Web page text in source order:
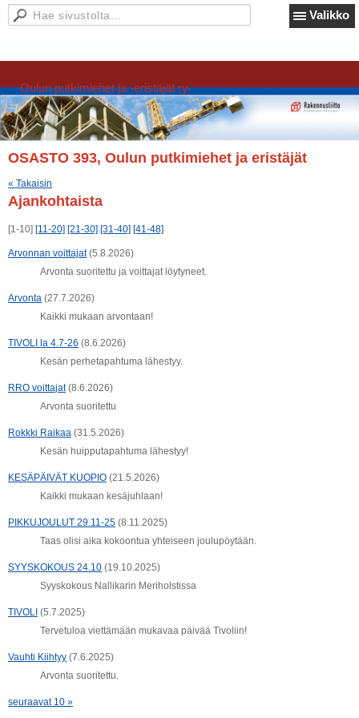
Valikko
Oulun putkimiehet ja -eristäjät ry.
OSASTO 393, Oulun putkimiehet ja eristäjät
« Takaisin
Ajankohtaista
[1-10] [11-20] [21-30] [31-40] [41-48]
Arvonnan voittajat (5.8.2026)
Arvonta suoritettu ja voittajat löytyneet.
Arvonta (27.7.2026)
Kaikki mukaan arvontaan!
TIVOLI la 4.7-26 (8.6.2026)
Kesän perhetapahtuma lähestyy.
RRO voittajat (8.6.2026)
Arvonta suoritettu
Rokkki Raikaa (31.5.2026)
Kesän huipputapahtuma lähestyy!
KESÄPÄIVÄT KUOPIO (21.5.2026)
Kaikki mukaan kesäjuhlaan!
PIKKUJOULUT 29.11-25 (8.11.2025)
Taas olisi aika kokoontua yhteiseen joulupöytään.
SYYSKOKOUS 24.10 (19.10.2025)
Syyskokous Nallikarin Meriholstissa
TIVOLI (5.7.2025)
Tervetuloa viettämään mukavaa päivää Tivoliin!
Vauhti Kiihtyy (7.6.2025)
Arvonta suoritettu.
seuraavat 10 »